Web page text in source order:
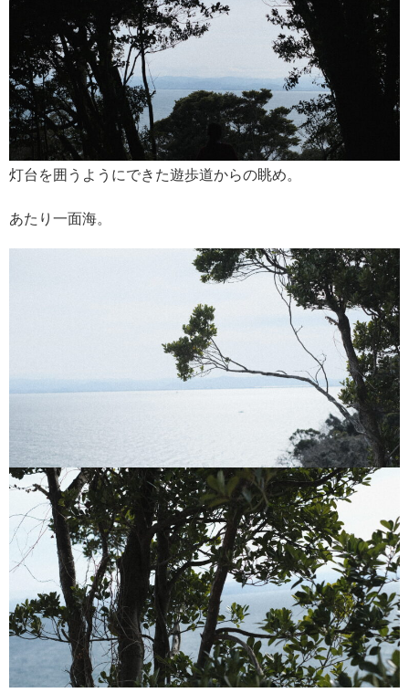
灯台を囲うようにできた遊歩道からの眺め。
あたり一面海。